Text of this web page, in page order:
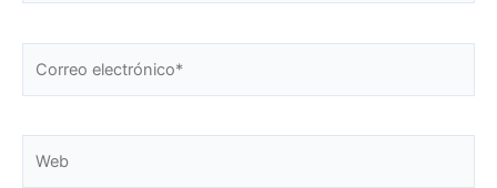
electrónico*